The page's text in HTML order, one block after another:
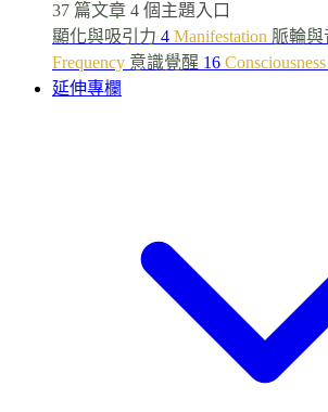
37 篇文章 4 個主題入口
顯化與吸引力 4 Manifestation 脈輪
Frequency 意識覺醒 16 Consciousness
延伸專欄